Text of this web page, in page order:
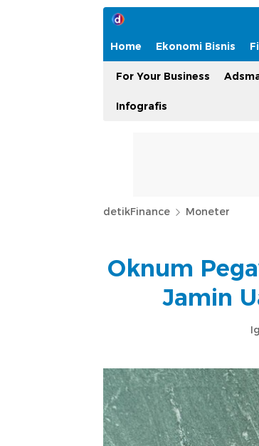
Home Ekonomi Bisnis
For Your Business
Infografis
detikFinance Moneter
Oknum
Jamin